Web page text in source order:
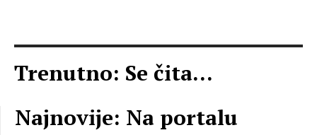
Trenutno: Se čita...
Najnovije: Na portalu